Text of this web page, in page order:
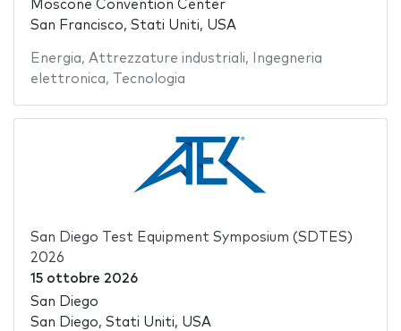
Moscone Convention Center
San Francisco, Stati Uniti, USA
Energia, Attrezzature industriali,
Ingegneria
elettronica, Tecnologia
San Diego Test Equipment Symposium (SDTES)
2026
15 ottobre 2026
San Diego
San Diego, Stati Uniti, USA